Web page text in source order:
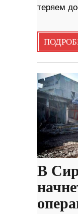
теряем
В